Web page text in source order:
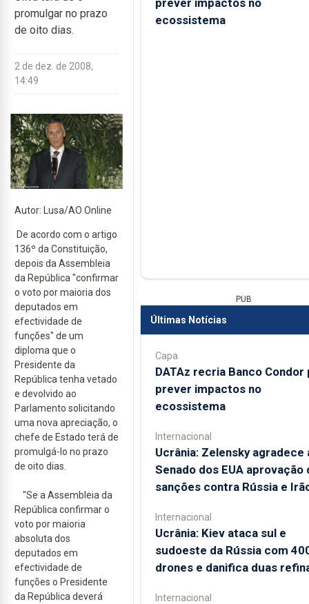
promulgar no prazo
de oito dias.
2 de dez. de 2008,
14:49
Autor: Lusa/AO Online
De acordo com o artigo
136º da Constituição,
depois da Assembleia
da República "confirmar
o voto por maioria dos
deputados em
efectividade de
funções" de um
diploma que o
Presidente da
República tenha vetado
e devolvido ao
Parlamento solicitando
uma nova apreciação, o
chefe de Estado terá de
promulgá-lo no prazo
de oito dias.
"Se a Assembleia da
República confirmar o
voto por maioria
absoluta dos
deputados em
efectividade de
funções o Presidente
da República deverá
ecossistema
PUB
Últimas Notícias
Capa
DATAz recria Banco Condor
prever impactos no
ecossistema
Internacional
Ucrânia: Zelensky agradece
Senado dos EUA aprovação
sanções contra Rússia e
Internacional
Ucrânia: Kiev ataca sul e
sudoeste da Rússia com
drones e danifica duas
Internacional